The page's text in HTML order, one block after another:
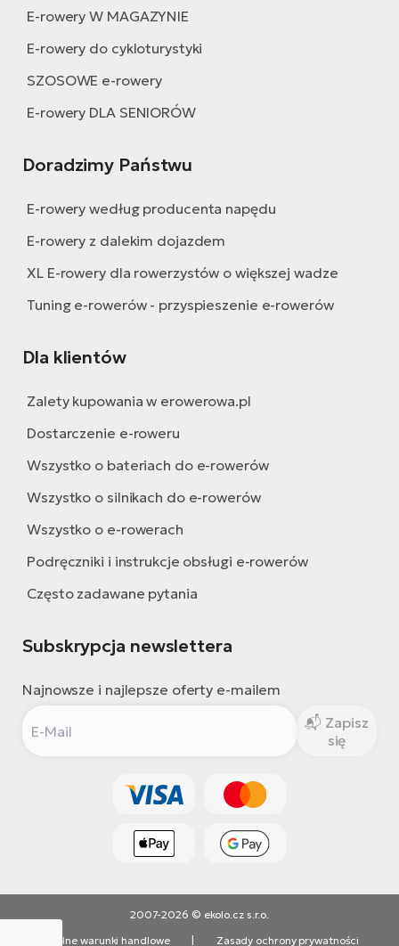
E-rowery W MAGAZYNIE
E-rowery do cykloturystyki
SZOSOWE e-rowery
E-rowery DLA SENIORÓW
Doradzimy Państwu
E-rowery według producenta napędu
E-rowery z dalekim dojazdem
XL E-rowery dla rowerzystów o większej wadze
Tuning e-rowerów - przyspieszenie e-rowerów
Dla klientów
Zalety kupowania w erowerowa.pl
Dostarczenie e-roweru
Wszystko o bateriach do e-rowerów
Wszystko o silnikach do e-rowerów
Wszystko o e-rowerach
Podręczniki i instrukcje obsługi e-rowerów
Często zadawane pytania
Subskrypcja newslettera
Najnowsze i najlepsze oferty e-mailem
się
2007-2026 © ekolo.cz s.r.o.
Ogólne warunki handlowe
Zasady ochrony prywatności